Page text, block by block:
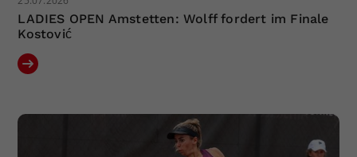
LADIES OPEN Amstetten: Wolff fordert im Finale
Kostović